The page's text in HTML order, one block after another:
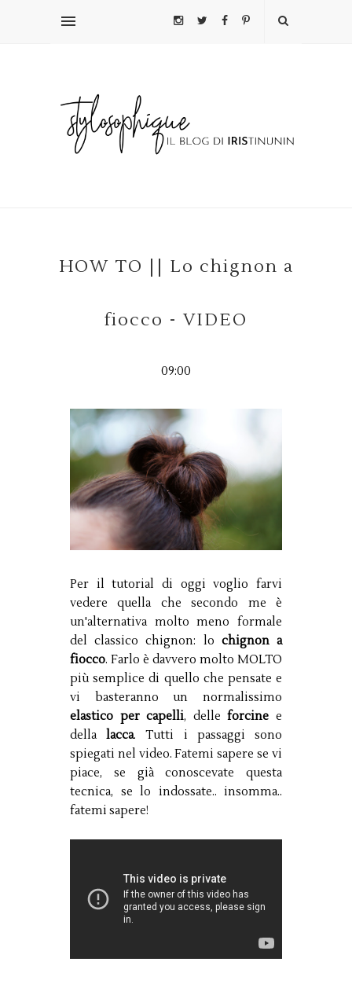
HOW TO || Lo chignon a
fiocco - VIDEO
09:00
Per il tutorial di oggi voglio farvi
vedere quella che secondo me è
un'alternativa molto meno formale
del classico chignon: lo chignon a
fiocco. Farlo è davvero molto MOLTO
più semplice di quello che pensate e
vi basteranno un normalissimo
elastico per capelli, delle forcinee
dellalacca. Tutti i passaggi sono
spiegati nel video. Fatemi sapere se vi
piace, se già conoscevate questa
tecnica, se lo indossate.. insomma..
fatemi sapere!